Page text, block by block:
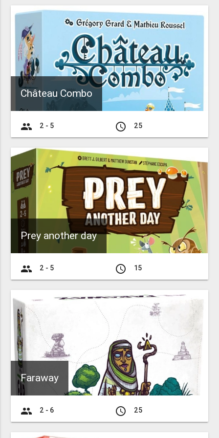
Château Combo
group 2 - 5 access_time 25
Prey another day
group 2 - 5 access_time 15
Faraway
group 2 - 6 access_time 25